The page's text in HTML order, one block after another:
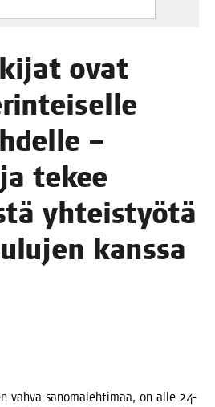
ovat
–
tekee
yhteis­työ­tä
kanssa
vah­va sano­ma­leh­ti­maa, on alle 24-